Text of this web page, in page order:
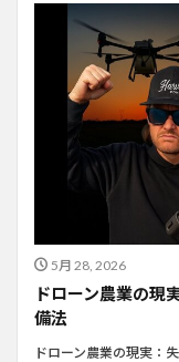
5月 28, 2026
ドローン農業の現
備法
ドローン農業の現実：